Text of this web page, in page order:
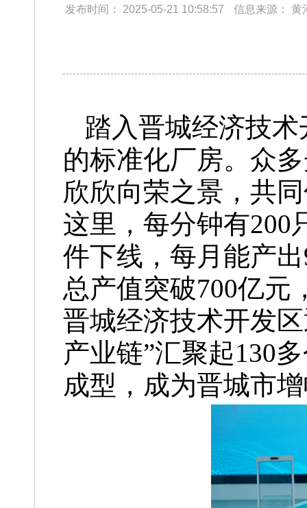
发布时间： 2025-05-21 10:58:57 信息来源： 黄
踏入晋城经济技
的标准化厂房。众
欣欣向荣之景，共
这里，每分钟有200
件下线，每月能产
总产值突破700亿元
晋城经济技术开发
产业链”汇聚起130
成型，成为晋城市